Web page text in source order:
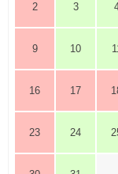
2 3
9 10
16 17
23 24